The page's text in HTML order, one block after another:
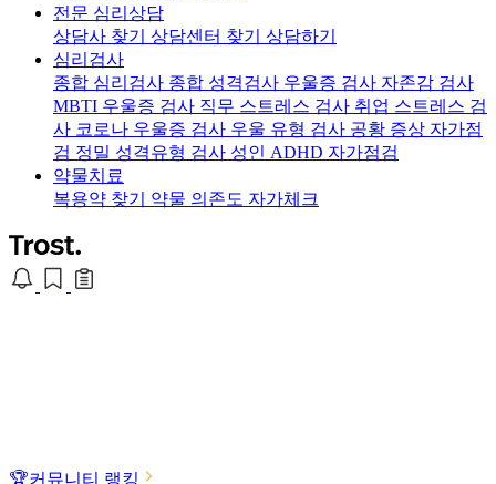
전문 심리상담
상담사 찾기 상담센터 찾기 상담하기
심리검사
종합 심리검사 종합 성격검사 우울증 검사 자존감 검사
MBTI 우울증 검사 직무 스트레스 검사 취업 스트레스 검
사 코로나 우울증 검사 우울 유형 검사 공황 증상 자가점
검 정밀 성격유형 검사 성인 ADHD 자가점검
약물치료
복용약 찾기 약물 의존도 자가체크
🏆커뮤니티 랭킹